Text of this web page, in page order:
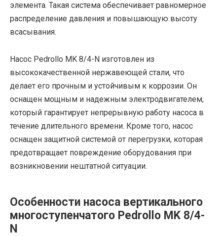
элемента. Такая система обеспечивает равномерное
распределение давления и повышающую высоту
всасывания.
Насос Pedrollo MK 8/4-N изготовлен из
высококачественной нержавеющей стали, что
делает его прочным и устойчивым к коррозии. Он
оснащен мощным и надежным электродвигателем,
который гарантирует непрерывную работу насоса в
течение длительного времени. Кроме того, насос
оснащен защитной системой от перегрузки, которая
предотвращает повреждение оборудования при
возникновении нештатной ситуации.
Особенности насоса вертикального
многоступенчатого Pedrollo MK 8/4-
N